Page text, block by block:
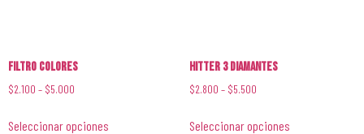
Filtro Colores
$2.100 – $5.000
Seleccionar opciones
Hitter 3 Diamantes
$2.800 – $5.500
Seleccionar opciones